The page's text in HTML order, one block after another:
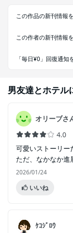
この作品の新刊情報
この作者の新刊情報
「毎日¥0」回復通知
男友達とホテル
オリーブさ
4.0
可愛いストーリー
ただ、なかなか進
2026/01/24
いいね
ｹｺｼﾞﾛｳ